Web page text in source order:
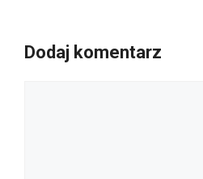
Dodaj komentarz